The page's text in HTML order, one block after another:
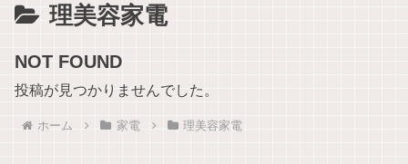
理美容家電
NOT FOUND
投稿が見つかりませんでした。
ホーム 家電 理美容家電